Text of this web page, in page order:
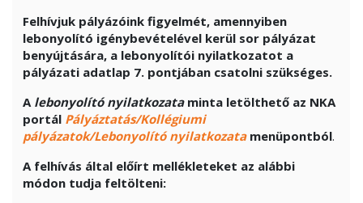
Felhívjuk pályázóink figyelmét, amennyiben
lebonyolító igénybevételével kerül sor pályázat
benyújtására, a lebonyolítói nyilatkozatot a
pályázati adatlap 7. pontjában csatolni szükséges.
A lebonyolító nyilatkozataminta letölthető az NKA
portál Pályáztatás/Kollégiumi
pályázatok/Lebonyolító nyilatkozatamenüpontból.
A felhívás által előírt mellékleteket az alábbi
módon tudja feltölteni: